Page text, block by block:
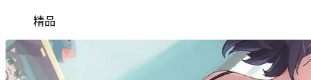
精品